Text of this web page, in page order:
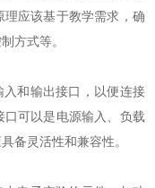
应该基于教学需求，确
方式等。
和输出接口，以便连接
可以是电源输入、负载
备灵活性和兼容性。